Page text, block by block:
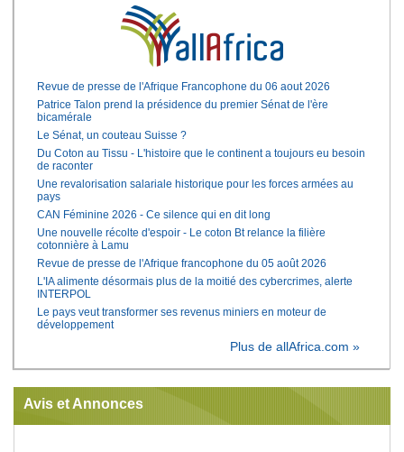
Revue de presse de l'Afrique Francophone du 06 aout 2026
Patrice Talon prend la présidence du premier Sénat de l'ère
bicamérale
Le Sénat, un couteau Suisse ?
Du Coton au Tissu - L'histoire que le continent a toujours eu besoin
de raconter
Une revalorisation salariale historique pour les forces armées au
pays
CAN Féminine 2026 - Ce silence qui en dit long
Une nouvelle récolte d'espoir - Le coton Bt relance la filière
cotonnière à Lamu
Revue de presse de l'Afrique francophone du 05 août 2026
L'IA alimente désormais plus de la moitié des cybercrimes, alerte
INTERPOL
Le pays veut transformer ses revenus miniers en moteur de
développement
Plus de allAfrica.com »
Avis et Annonces